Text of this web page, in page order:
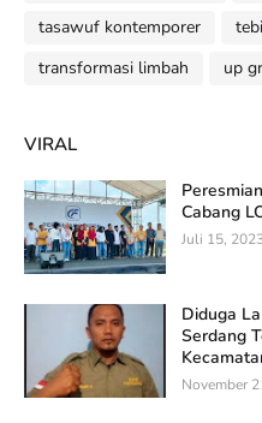
tasawuf kontemporer
transformasi limbah
up
VIRAL
Cabang
Juli 15,
Diduga
Serdang
November